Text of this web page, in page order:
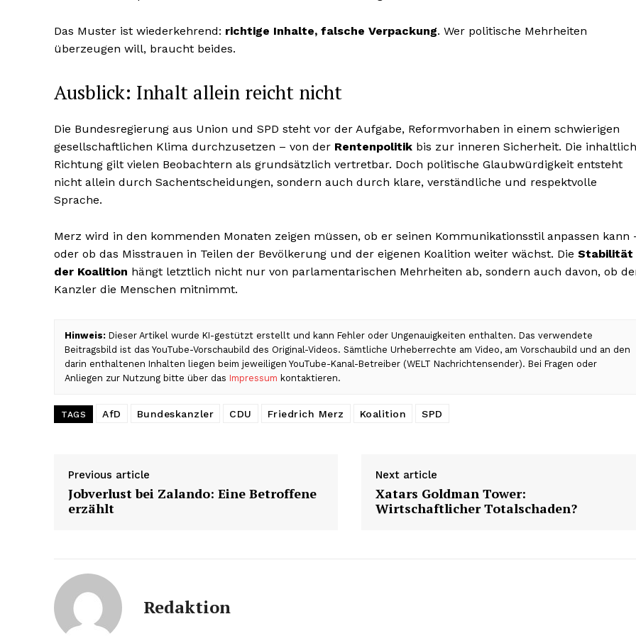
Das Muster ist wiederkehrend: richtige Inhalte, falsche Verpackung. Wer politische Mehrheiten
überzeugen will, braucht beides.
Ausblick: Inhalt allein reicht nicht
Die Bundesregierung aus Union und SPD steht vor der Aufgabe, Reformvorhaben in einem schwierigen
gesellschaftlichen Klima durchzusetzen – von der Rentenpolitik bis zur inneren Sicherheit. Die
Richtung gilt vielen Beobachtern als grundsätzlich vertretbar. Doch politische Glaubwürdigkeit entsteht
nicht allein durch Sachentscheidungen, sondern auch durch klare, verständliche und respektvolle
Sprache.
Merz wird in den kommenden Monaten zeigen müssen, ob er seinen Kommunikationsstil anpassen kann
oder ob das Misstrauen in Teilen der Bevölkerung und der eigenen Koalition weiter wächst. Die Stabilität
der Koalition hängt letztlich nicht nur von parlamentarischen Mehrheiten ab, sondern auch davon, ob
Kanzler die Menschen mitnimmt.
Hinweis: Dieser Artikel wurde KI-gestützt erstellt und kann Fehler oder Ungenauigkeiten enthalten. Das verwendete
Beitragsbild ist das YouTube-Vorschaubild des Original-Videos. Sämtliche Urheberrechte am Video, am Vorschaubild und an den
darin enthaltenen Inhalten liegen beim jeweiligen YouTube-Kanal-Betreiber (WELT Nachrichtensender). Bei Fragen oder
Anliegen zur Nutzung bitte über das Impressum kontaktieren.
TAGS AfD Bundeskanzler CDU Friedrich Merz Koalition SPD
Previous article
Jobverlust bei Zalando: Eine Betroffene
erzählt
Next article
Xatars Goldman Tower:
Wirtschaftlicher Totalschaden?
Redaktion